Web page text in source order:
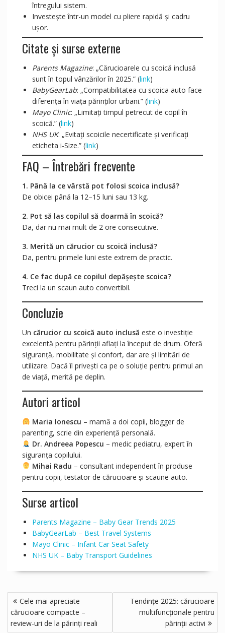
întregului sistem.
Investește într-un model cu pliere rapidă și cadru
ușor.
Citate și surse externe
Parents Magazine: „Cărucioarele cu scoică inclusă
sunt în topul vânzărilor în 2025.” (link)
BabyGearLab: „Compatibilitatea cu scoica auto face
diferența în viața părinților urbani.” (link)
Mayo Clinic: „Limitați timpul petrecut de copil în
scoică.” (link)
NHS UK: „Evitați scoicile necertificate și verificați
eticheta i-Size.” (link)
FAQ – Întrebări frecvente
1. Până la ce vârstă pot folosi scoica inclusă?
De obicei până la 12–15 luni sau 13 kg.
2. Pot să las copilul să doarmă în scoică?
Da, dar nu mai mult de 2 ore consecutive.
3. Merită un cărucior cu scoică inclusă?
Da, pentru primele luni este extrem de practic.
4. Ce fac după ce copilul depășește scoica?
Treci la un scaun auto convertibil.
Concluzie
Un cărucior cu scoică auto inclusă este o investiție
excelentă pentru părinții aflați la început de drum. Oferă
siguranță, mobilitate și confort, dar are și limitări de
utilizare. Dacă îl privești ca pe o soluție pentru primul an
de viață, merită pe deplin.
Autori articol
Maria Ionescu – mamă a doi copii, blogger de
parenting, scrie din experiență personală.
Dr. Andreea Popescu – medic pediatru, expert în
siguranța copilului.
Mihai Radu – consultant independent în produse
pentru copii, testator de cărucioare și scaune auto.
Surse articol
Parents Magazine – Baby Gear Trends 2025
BabyGearLab – Best Travel Systems
Mayo Clinic – Infant Car Seat Safety
NHS UK – Baby Transport Guidelines
Navigare
în
articole
Cele mai apreciate
cărucioare compacte –
review-uri de la părinți reali
Tendințe 2025: cărucioare
multifuncționale pentru
părinții activi